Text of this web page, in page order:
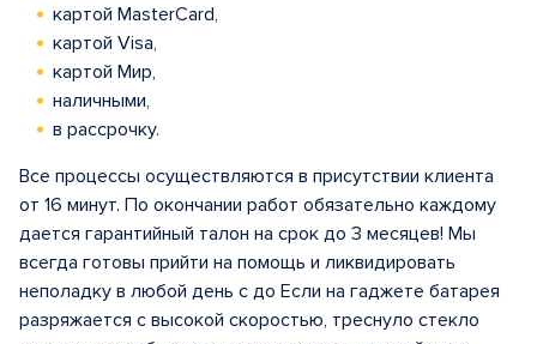
картой MasterCard,
картой Visa,
картой Мир,
наличными,
в рассрочку.
Все процессы осуществляются в присутствии клиента
от 16 минут. По окончании работ обязательно каждому
дается гарантийный талон на срок до 3 месяцев! Мы
всегда готовы прийти на помощь и ликвидировать
неполадку в любой день с до Если на гаджете батарея
разряжается с высокой скоростью, треснуло стекло